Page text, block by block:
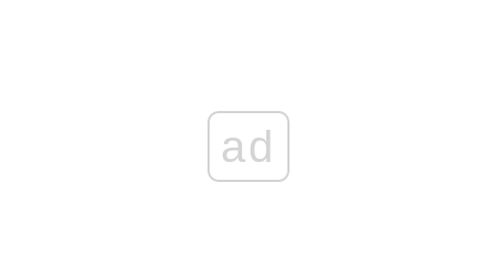
ad